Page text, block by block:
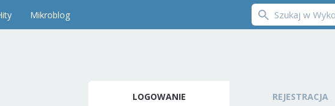
Mikroblog
LOGOWANIE REJESTRACJA